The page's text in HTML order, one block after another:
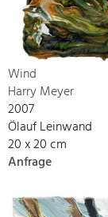
Wind
Harry Meyer
2007
Ölauf Leinwand
20 x 20 cm
Anfrage